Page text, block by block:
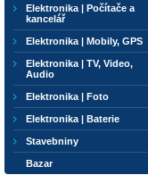
Elektronika | Počítače a
kancelář
Elektronika | Mobily, GPS
Elektronika | TV, Video,
Audio
Elektronika | Foto
Elektronika | Baterie
Stavebniny
Bazar